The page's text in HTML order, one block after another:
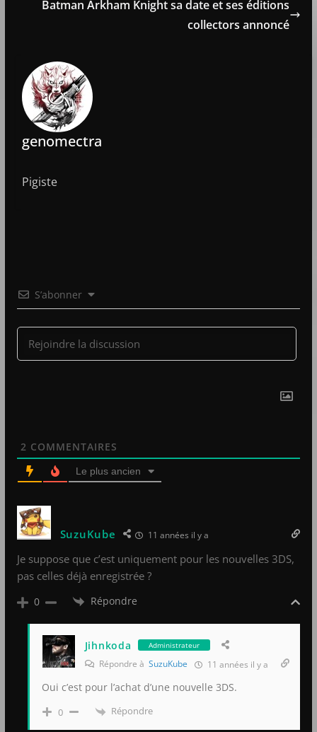
Batman Arkham Knight sa date et ses éditions
collectors annoncé
genomectra
Pigiste
S’abonner
2 COMMENTAIRES
Le plus ancien
SuzuKube 11 années il y a
Je suppose que c’est uniquement pour les nouvelles 3DS,
pas celles déjà enregistrée ?
0 Répondre
Jihnkoda Administrateur
Répondre à SuzuKube 11 années il y a
Oui c’est pour l’achat d’une nouvelle 3DS.
0 Répondre